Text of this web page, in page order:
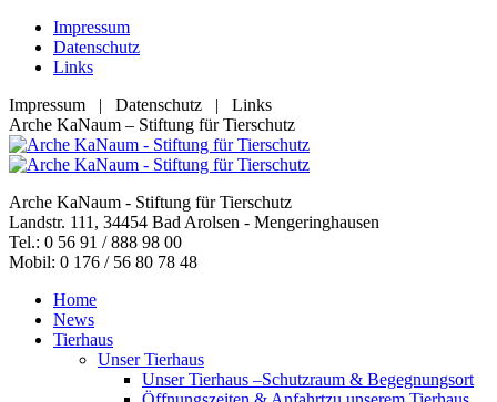
Zum
Inhalt
springen
Impressum
Datenschutz
Links
Impressum | Datenschutz | Links
Facebook
page
opens
new
window
YouTube
page
opens
new
window
RSS
page
opens
new
window
E-
Mail
page
in
new
window
Arche KaNaum – Stiftung für Tierschutz
Arche KaNaum - Stiftung für Tierschutz
Landstr. 111, 34454 Bad Arolsen - Mengeringhausen
Tel.: 0 56 91 / 888 98 00
Mobil: 0 176 / 56 80 78 48
Home
News
Tierhaus
Unser Tierhaus
Unser Tierhaus –Schutzraum & Begegnungsort